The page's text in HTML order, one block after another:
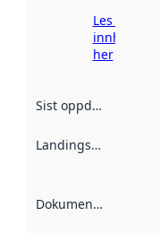
Les meir om
innhenting
her
Sist oppdatert
Landingsside
Dokumentasjon